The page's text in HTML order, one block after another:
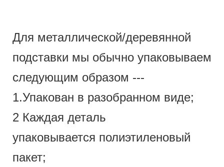
Для металлической/деревянной
подставки мы обычно упаковываем
следующим образом ---
1.Упакован в разобранном виде;
2 Каждая деталь
упаковывается полиэтиленовый
пакет;